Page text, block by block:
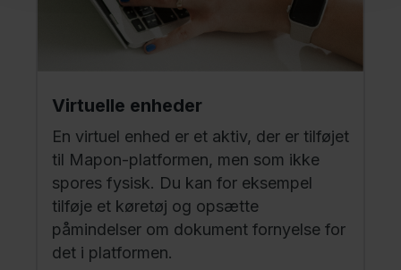
Virtuelle enheder
En virtuel enhed er et aktiv, der er tilføjet
til Mapon-platformen, men som ikke
spores fysisk. Du kan for eksempel
tilføje et køretøj og opsætte
påmindelser om dokument fornyelse for
det i platformen.